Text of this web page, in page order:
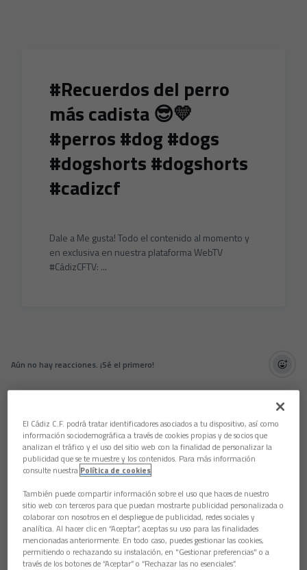
#Recuerdos del perro
más cadista 😎💛
#perros #dog #dogs
#dogshorts #dogshorts
#cadizcf
Dale a Me gusta! Todo el contenido al momento y
en exclusiva en nuestra plataforma WebTV
#CádizCFTV: ...
Aún no hay reacciones. ¡Sé el primero!
El Cádiz C.F. podrá tratar identificadores asociados a tu dispositivo, así como
información sociodemográfica a través de cookies propias y de socios que
analizan el tráfico y el uso del sitio web con la finalidad de personalizar la
publicidad que se te muestre y los contenidos. Para más información
consulte nuestra Política de cookies
También puede compartir información sobre el uso que haces de nuestro
sitio web con terceros para que puedan mostrarte publicidad personalizada o
colaborar con nosotros en el despliegue de publicidad, redes sociales y
analítica. Al hacer clic en “Aceptar”, aceptas su uso para las finalidades
mencionadas anteriormente. En todo caso, puedes gestionar las cookies,
permitiendo o rechazando su instalación, en "Gestionar preferencias" o a
través de los botones de “Aceptar” o “Rechazar las no esenciales”.